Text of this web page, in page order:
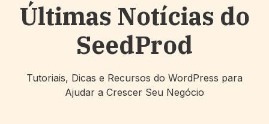
Últimas Notícias do
SeedProd
Tutoriais, Dicas e Recursos do WordPress para
Ajudar a Crescer Seu Negócio